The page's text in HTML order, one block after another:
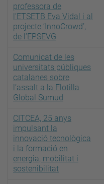
professora de
l’ETSETB Eva Vidal i al
projecte ‘InnoCrowd’,
de l’EPSEVG
Comunicat de les
universitats públiques
catalanes sobre
l’assalt a la Flotilla
Global Sumud
CITCEA, 25 anys
impulsant la
innovació tecnològica
i la formació en
energia, mobilitat i
sostenibilitat